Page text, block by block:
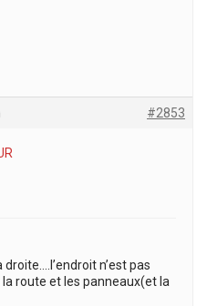
#2853
n’est pas
route et les panneaux(et la